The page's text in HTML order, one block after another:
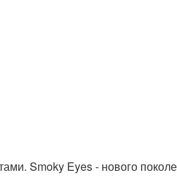
Smoky Eyes - нового